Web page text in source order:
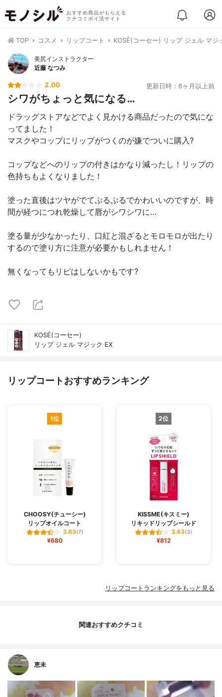
おすすめ商品がもらえる
クチコミポイ活サイト
TOP コスメ リップコート KOSÉ(コーセー) リップ ジェル マジ
美尻インストラクター
近藤 なつみ
2.00 更新日時：6ヶ月以上前
シワがちょっと気になる…
ドラッグストアなどでよく見かける商品だったので気にな
ってました！
マスクやコップにリップがつくのが嫌でついに購入?
コップなどへのリップの付きはかなり減ったし！リップの
色持ちもよくなりました！
塗った直後はツヤがでてぷるぷるでかわいいのですが、時
間が経つにつれ乾燥して唇がシワシワに…
塗る量が少なかったり、口紅と混ざるとモロモロが出たり
するので塗り方に注意が必要かもしれません！
無くなってもリピはしないかもです?
KOSÉ(コーセー)
リップ ジェル マジック EX
リップコートおすすめランキング
1位
CHOOSY(チューシー)
リップオイルコート
3.63(7)
¥680
2位
KISSME(キスミー)
リキッドリップシールド
3.63(3)
¥812
リップコートランキングをもっと見る
関連おすすめクチコミ
恵未